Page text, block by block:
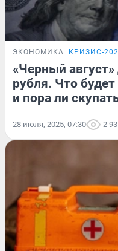
ЭКОНОМИКА КРИЗИС-
«Черный
рубля. Что
и пора ли
28 июля, 2025, 07:30 2